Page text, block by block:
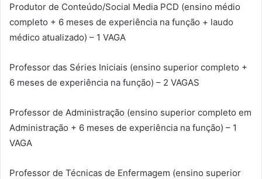
Produtor de Conteúdo/Social Media PCD (ensino médio
completo + 6 meses de experiência na função + laudo
médico atualizado) – 1 VAGA
Professor das Séries Iniciais (ensino superior completo +
6 meses de experiência na função) – 2 VAGAS
Professor de Administração (ensino superior completo em
Administração + 6 meses de experiência na função) – 1
VAGA
Professor de Técnicas de Enfermagem (ensino superior